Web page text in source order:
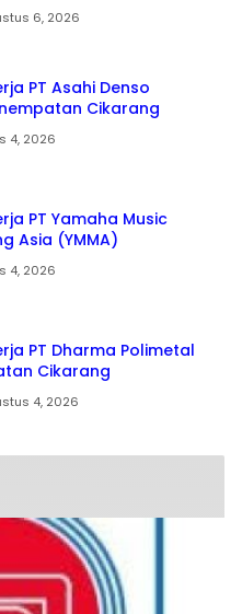
6, 2026
PT Asahi Denso
Cikarang
4, 2026
PT Yamaha Music
Asia (YMMA)
4, 2026
PT Dharma Polimetal
Cikarang
4, 2026